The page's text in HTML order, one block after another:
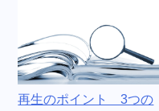
再生のポイント 3つの